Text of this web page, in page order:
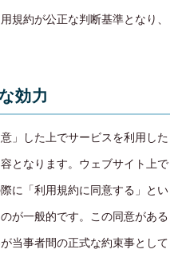
規約が公正な判断基準となり、
効力
」した上でサービスを利用した
となります。ウェブサイト上で
に「利用規約に同意する」とい
が一般的です。この同意がある
当事者間の正式な約束事として